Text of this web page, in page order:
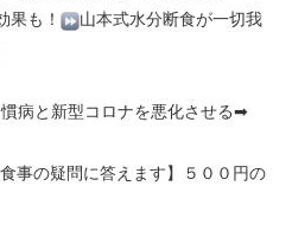
果も！
山本式水分断食が一切我
病と新型コロナを悪化させる➡︎
食事の疑問に答えます】５００円の